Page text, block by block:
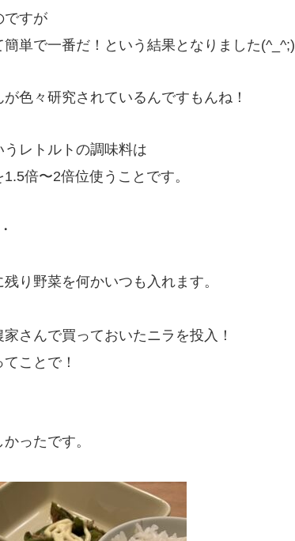
ですが
単で一番だ！という結果となりました(^_^;)
色々研究されているんですもんね！
レトルトの調味料は
倍〜2倍位使うことです。
り野菜を何かいつも入れます。
さんで買っておいたニラを投入！
ことで！
ったです。